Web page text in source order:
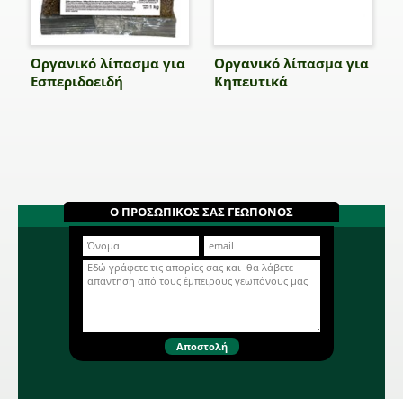
Οργανικό λίπασμα για
Εσπεριδοειδή
Οργανικό λίπασμα για
Κηπευτικά
Ο ΠΡΟΣΩΠΙΚΟΣ ΣΑΣ ΓΕΩΠΟΝΟΣ